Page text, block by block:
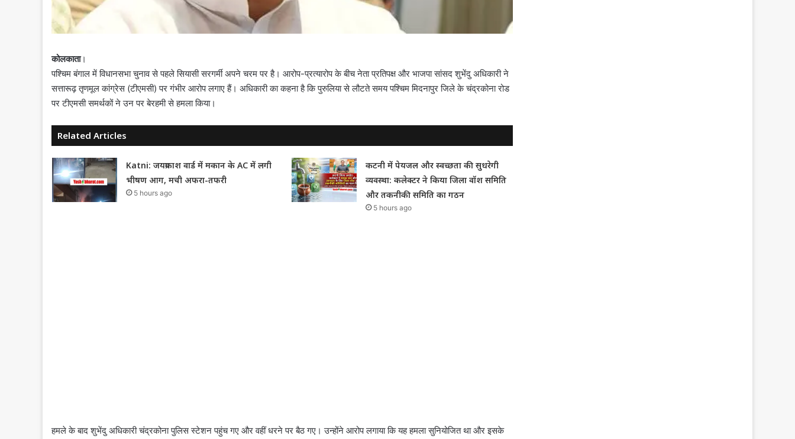
कोलकाता।
पश्चिम बंगाल में विधानसभा चुनाव से पहले सियासी सरगर्मी अपने चरम पर है। आरोप-प्रत्यारोप के बीच नेता प्रतिपक्ष और भाजपा सांसद शुभेंदु अधिकारी ने
सत्तारूढ़ तृणमूल कांग्रेस (टीएमसी) पर गंभीर आरोप लगाए हैं। अधिकारी का कहना है कि पुरुलिया से लौटते समय पश्चिम मिदनापुर जिले के चंद्रकोना रोड
पर टीएमसी समर्थकों ने उन पर बेरहमी से हमला किया।
Related Articles
Katni: जयप्रकाश वार्ड में मकान के AC में लगी
भीषण आग, मची अफरा-तफरी
5 hours ago
कटनी में पेयजल और स्वच्छता की सुधरेगी
व्यवस्था: कलेक्टर ने किया जिला वॉश समिति
और तकनीकी समिति का गठन
5 hours ago
हमले के बाद शुभेंदु अधिकारी चंद्रकोना पुलिस स्टेशन पहुंच गए और वहीं धरने पर बैठ गए। उन्होंने आरोप लगाया कि यह हमला सुनियोजित था और इसके